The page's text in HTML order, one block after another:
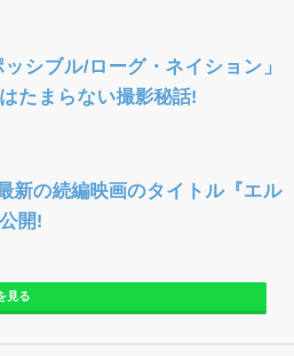
シブル/ローグ・ネイション」
たまらない撮影秘話!
新の続編映画のタイトル『エル
開!
見る